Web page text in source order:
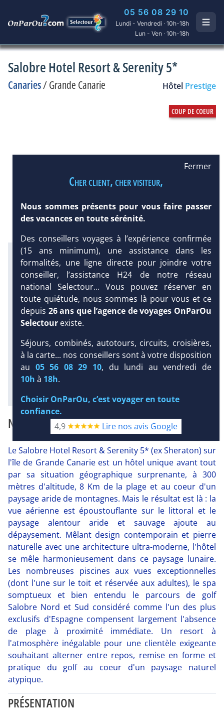
05 56 08 29 10
Lundi - Vendredi · 10h-18h
Lun - Ven · 10h-18h
Salobre Hotel Resort & Serenity 5*
Canaries/Grande Canarie Hôtel Prestige
DEMANDE
D’INFORMATIONS
RÉSERVATION
Infos météo :
27 °C
56 mm
22 °C
Infos plages :
Dist.Distance:
9 km
Long. Longueur:
5 km
Équipement :
313
Tx:42 %
Infos golfs :
dont le plus proche à 100 m de
l'hôtel
NOTRE AVIS
Le Salobre Hotel Resort & Serenity 5* (ex Sheraton) sur
l'île de Grande Canarie est un hôtel unique avant tout
par sa situation géographique surprenante, à 300
mètres d'altitude, 8 Km de la plage et au coeur d'un
paysage aride de montagnes. Mais le résultat est là : la
vue aérienne est époustouflante sur le littoral et le
paysage alentour aride et sauvage ajoute au
dépaysement. Mêlant design contemporain et pierre
naturelle avec une architecture ultra-moderne, l'hôtel
se mêle harmonieusement dans ce paysage lunaire.
Les nombreuses piscines aux vues exceptionnelles
(dont l'une sur le toit et réservée aux adultes), le spa
somptueux et bien entendu le parcours de golf
Salobre Nord et Sud considéré comme l'un des plus
exclusifs d'Espagne compensent largement l'absence
de plage à proximité immédiate. Un resort à
l'atmosphère inégalable pour une clientèle exigeante
souhaitant alterner entre repos, remise en forme et
pratique du golf au coeur d'un paysage naturel
atypique.
PRÉSENTATION
Fermer
Cher client, cher visiteur,
Nous sommes présents pour vous faire passer
des vacances en toute sérénité.
Des conseillers voyages à l’expérience confirmée
(15 ans minimum), une assistance dans les
formalités, une ligne directe pour joindre votre
conseiller, l’assistance H24 de notre réseau
national Selectour... Vous pouvez réserver en
toute quiétude, nous sommes là pour vous et ce
depuis 26 ans que l’agence de voyages OnParOu
Selectour existe.
Séjours, combinés, autotours, circuits, croisières,
à la carte... nos conseillers sont à votre disposition
au 05 56 08 29 10, du lundi au vendredi de
10h à 18h.
Choisir OnParOu, c’est voyager en toute
confiance.
4,9
Lire nos avis Google